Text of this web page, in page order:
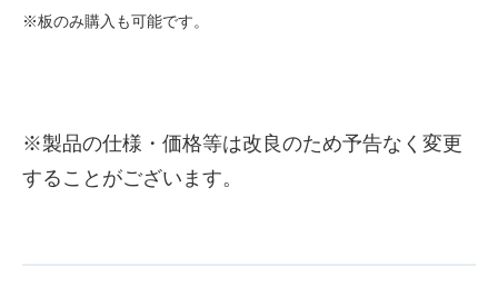
※板のみ購入も可能です。
※製品の仕様・価格等は改良のため予告なく変更
することがございます。